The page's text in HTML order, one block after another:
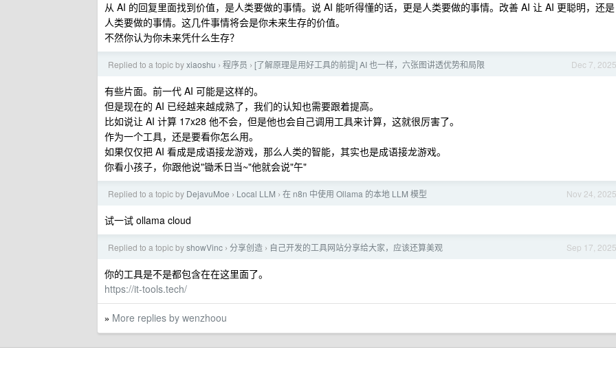
从 AI 的回复里面找到价值，是人类要做的事情。说 AI 能听得懂的话，更是人类要做的事情。改善 AI 让 AI 更聪明，还是
人类要做的事情。这几件事情将会是你未来生存的价值。
不然你认为你未来凭什么生存？
Dec 7, 2025
Replied to a topic byxiaoshu › 程序员 › [了解原理是用好工具的前提] AI 也一样，六张图讲透优势和局限
有些片面。前一代 AI 可能是这样的。
但是现在的 AI 已经越来越成熟了，我们的认知也需要跟着提高。
比如说让 AI 计算 17x28 他不会，但是他也会自己调用工具来计算，这就很厉害了。
作为一个工具，还是要看你怎么用。
如果仅仅把 AI 看成是成语接龙游戏，那么人类的智能，其实也是成语接龙游戏。
你看小孩子，你跟他说"锄禾日当~"他就会说"午"
Nov 24, 2025
Replied to a topic by DejavuMoe › Local LLM › 在 n8n 中使用 Ollama 的本地 LLM 模型
试一试 ollama cloud
Sep 17, 2025
Replied to a topic byshowVinc › 分享创造 › 自己开发的工具网站分享给大家，应该还算美观
你的工具是不是都包含在在这里面了。
https://it-tools.tech/
» More replies by wenzhoou